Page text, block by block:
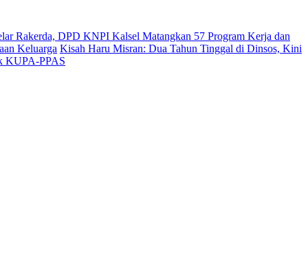
Rakerda, DPD KNPI Kalsel Matangkan 57 Program Kerja dan
Keluarga Kisah Haru Misran: Dua Tahun Tinggal di Dinsos, Kini
KUPA-PPAS